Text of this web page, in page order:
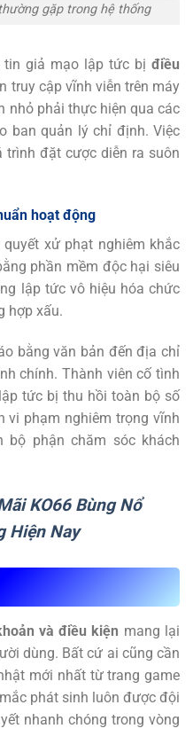
gặp trong hệ thống
giả mạo lập tức bị điều
truy cập vĩnh viễn trên máy
nhỏ phải thực hiện qua các
ban quản lý chỉ định. Việc
đặt cược diễn ra suôn
hoạt động
quyết xử phạt nghiêm khắc
phần mềm độc hại siêu
lập tức vô hiệu hóa chức
hợp xấu.
bằng văn bản đến địa chỉ
chính. Thành viên cố tình
tức bị thu hồi toàn bộ số
vi phạm nghiêm trọng vĩnh
bộ phận chăm sóc khách
KO66 Bùng Nổ
Hiện Nay
và điều kiện mang lại
dùng. Bất cứ ai cũng cần
mới nhất từ trang game
phát sinh luôn được đội
nhanh chóng trong vòng